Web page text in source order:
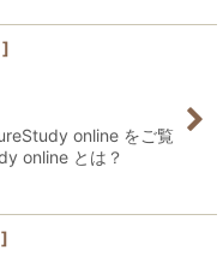
]
online をご覧
online とは？